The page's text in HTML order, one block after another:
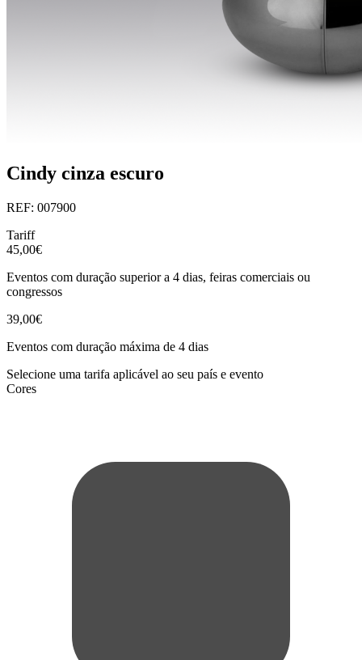
Cindy cinza escuro
REF: 007900
Tariff
45,00€
Eventos com duração superior a 4 dias, feiras comerciais ou
congressos
39,00€
Eventos com duração máxima de 4 dias
Selecione uma tarifa aplicável ao seu país e evento
Cores